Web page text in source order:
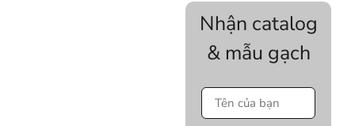
Nhận catalog
& mẫu gạch